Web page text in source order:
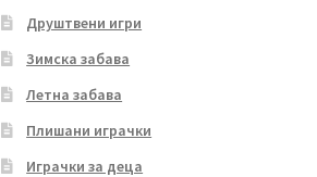
Друштвени игри
Зимска забава
Летна забава
Плишани играчки
Играчки за деца